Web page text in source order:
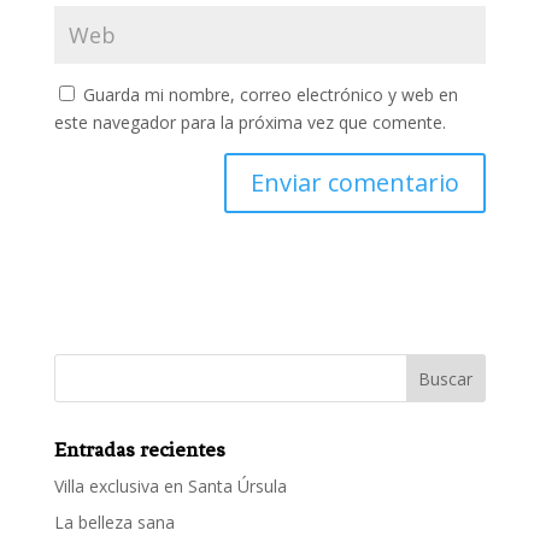
Guarda mi nombre, correo electrónico y web en
este navegador para la próxima vez que comente.
Entradas recientes
Villa exclusiva en Santa Úrsula
La belleza sana